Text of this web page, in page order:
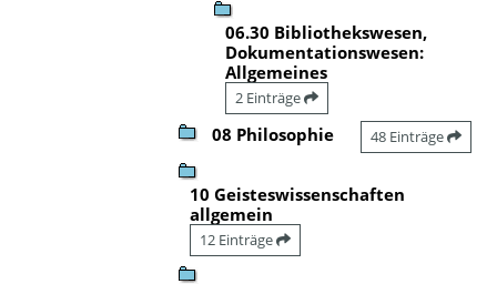
06.30 Bibliothekswesen,
Dokumentationswesen:
Allgemeines
2 Einträge
08 Philosophie 48 Einträge
10 Geisteswissenschaften
allgemein
12 Einträge